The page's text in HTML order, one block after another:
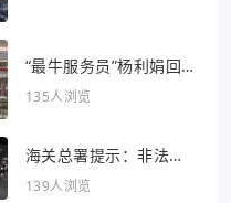
“最牛服务员”杨利娟回
归海底捞
135人浏览
海关总署提示：非法引
入异宠将被处罚
139人浏览